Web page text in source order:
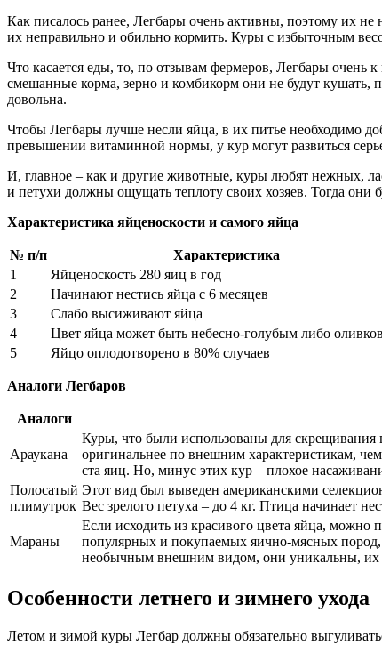
Как писалось ранее, Легбары очень активны, поэтому их
их неправильно и обильно кормить. Куры с избыточным
Что касается еды, то, по отзывам фермеров, Легбары очень
смешанные корма, зерно и комбикорм они не будут кушать,
довольна.
Чтобы Легбары лучше несли яйца, в их питье необходимо
превышении витаминной нормы, у кур могут развиться
И, главное – как и другие животные, куры любят нежных,
и петухи должны ощущать теплоту своих хозяев. Тогда они
Характеристика яйценоскости и самого яйца
№ п/п
Характеристика
1
Яйценоскость 280 яиц в год
2
Начинают нестись яйца с 6 месяцев
3
Слабо высиживают яйца
4
Цвет яйца может быть небесно-голубым либо
5
Яйцо оплодотворено в 80% случаев
Аналоги Легбаров
Аналоги
Араукана
Куры, что были использованы для скрещивания
оригинальнее по внешним характеристикам,
ста яиц. Но, минус этих кур – плохое
Полосатый
плимутрок
Этот вид был выведен американскими
Вес зрелого петуха – до 4 кг. Птица начинает
Мараны
Если исходить из красивого цвета яйца, можно
популярных и покупаемых яично-мясных
необычным внешним видом, они уникальны, их
Особенности летнего и зимнего ухода
Летом и зимой куры Легбар должны обязательно